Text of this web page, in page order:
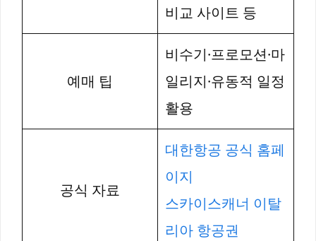
비교 사이트 등
예매 팁
비수기·프로모션·마
일리지·유동적 일정
활용
공식 자료
대한항공 공식 홈페
이지
스카이스캐너 이탈
리아 항공권